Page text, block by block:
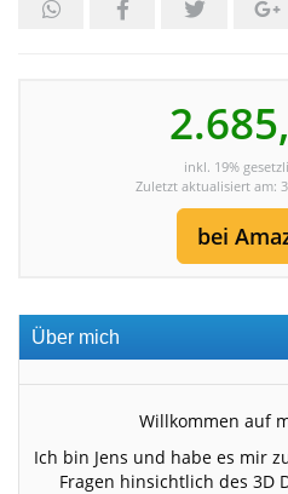
inkl. 19%
Zuletzt aktualisiert am:
bei
Über mich
Willkommen auf
Ich bin Jens und habe es mir
Fragen hinsichtlich des 3D